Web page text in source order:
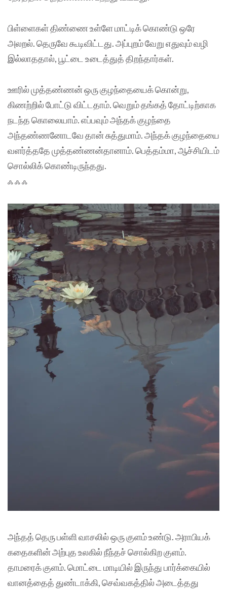
பிள்ளைகள் திண்ணை உள்ளே மாட்டிக் கொண்டு ஒரே
அலறல். தெருவே கூடிவிட்டது. அப்புறம் வேறு எதுவும் வழி
இல்லாததால், பூட்டை உடைத்துத் திறந்தார்கள்.
ஊரில் முத்தண்ணன் ஒரு குழந்தையைக் கொன்று,
கிணற்றில் போட்டு விட்டதாம். வெறும் தங்கத் தோட்டிற்காக
நடந்த கொலையாம். எப்பவும் அந்தக் குழந்தை
அந்தண்ணனோடவே தான் சுத்துமாம். அந்தக் குழந்தையை
வளர்த்ததே முத்தண்ணன்தானாம். பெத்தம்மா, ஆச்சியிடம்
சொல்லிக் கொண்டிருந்தது.
ஃ ஃ ஃ
அந்தத் தெரு பள்ளி வாசலில் ஒரு குளம் உண்டு. அராபியக்
கதைகளின் அற்புத உலகில் நீந்தச் சொல்கிற குளம்.
தாமரைக் குளம். மொட்டை மாடியில் இருந்து பார்க்கையில்
வானத்தைத் துண்டாக்கி, செவ்வகத்தில் அடைத்தது